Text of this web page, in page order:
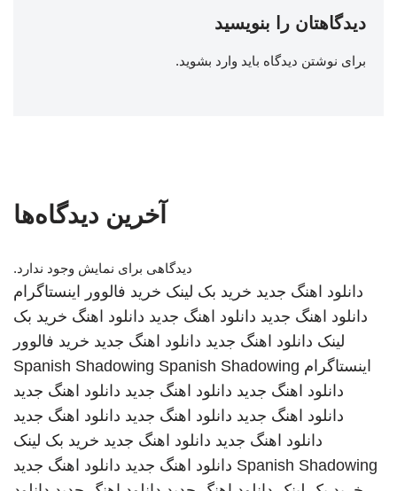
دیدگاهتان را بنویسید
برای نوشتن دیدگاه باید وارد بشوید.
آخرین دیدگاه‌ها
دیدگاهی برای نمایش وجود ندارد.
دانلود اهنگ جدید خرید بک لینک خرید فالوور اینستاگرام
دانلود اهنگ جدید دانلود اهنگ جدید دانلود اهنگ خرید بک
لینک دانلود اهنگ جدید دانلود اهنگ جدید خرید فالوور
اینستاگرام
Spanish Shadowing Spanish Shadowing
دانلود اهنگ جدید دانلود اهنگ جدید دانلود اهنگ جدید
دانلود اهنگ جدید دانلود اهنگ جدید دانلود اهنگ جدید
دانلود اهنگ جدید دانلود اهنگ جدید خرید بک لینک
Spanish Shadowing دانلود اهنگ جدید دانلود اهنگ جدید